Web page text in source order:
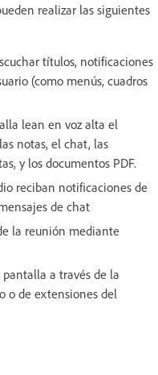
realizar las siguientes
títulos, notificaciones
(como menús, cuadros
lean en voz alta el
notas, el chat, las
y los documentos PDF.
reciban notificaciones de
de chat
la reunión mediante
a través de la
o de extensiones del